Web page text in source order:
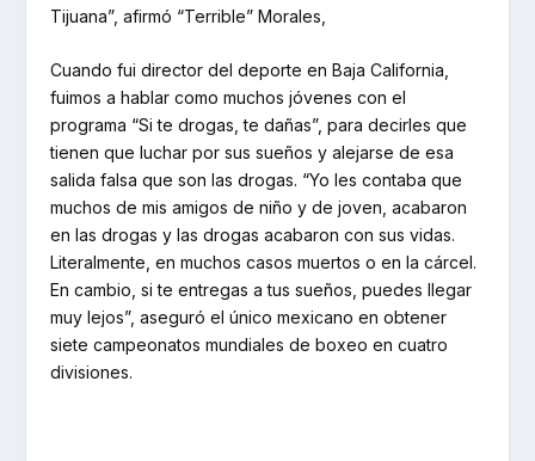
Tijuana”, afirmó “Terrible” Morales,
Cuando fui director del deporte en Baja California,
fuimos a hablar como muchos jóvenes con el
programa “Si te drogas, te dañas”, para decirles que
tienen que luchar por sus sueños y alejarse de esa
salida falsa que son las drogas. “Yo les contaba que
muchos de mis amigos de niño y de joven, acabaron
en las drogas y las drogas acabaron con sus vidas.
Literalmente, en muchos casos muertos o en la cárcel.
En cambio, si te entregas a tus sueños, puedes llegar
muy lejos”, aseguró el único mexicano en obtener
siete campeonatos mundiales de boxeo en cuatro
divisiones.